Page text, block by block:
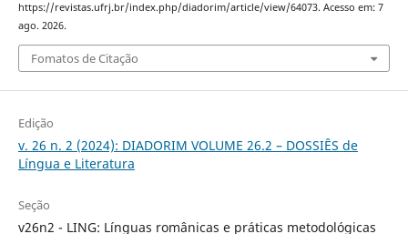
https://revistas.ufrj.br/index.php/diadorim/article/view/64073. Acesso em: 7
ago. 2026.
Fomatos de Citação
Edição
v. 26 n. 2 (2024): DIADORIM VOLUME 26.2 – DOSSIÊS de
Língua e Literatura
Seção
v26n2 - LING: Línguas românicas e práticas metodológicas